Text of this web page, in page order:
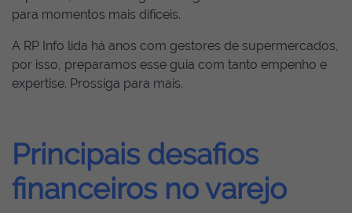
para momentos mais difíceis.
A RP Info lida há anos com gestores de supermercados,
por isso, preparamos esse guia com tanto empenho e
expertise. Prossiga para mais.
Principais desafios
financeiros no varejo